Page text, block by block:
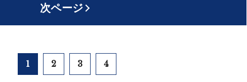
次ページ
1 2 3 4